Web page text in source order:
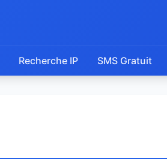
Recherche IP SMS Gratuit